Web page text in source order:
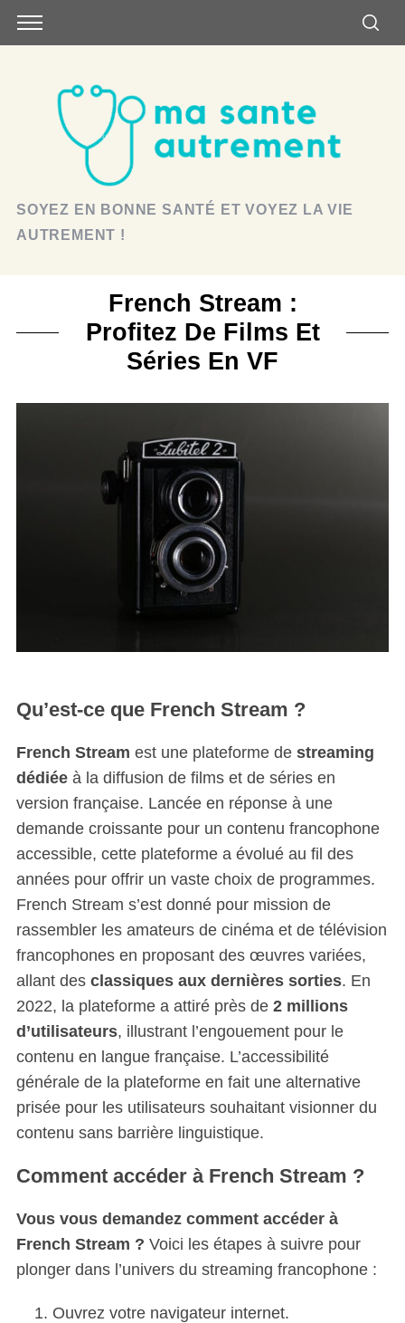
SOYEZ EN BONNE SANTÉ ET VOYEZ LA VIE
AUTREMENT !
French Stream :
Profitez De Films Et
Séries En VF
Qu’est-ce que French Stream ?
French Stream est une plateforme de streaming
dédiéeà la diffusion de films et de séries en
version française. Lancée en réponse à une
demande croissante pour un contenu francophone
accessible, cette plateforme a évolué au fil des
années pour offrir un vaste choix de programmes.
French Stream s’est donné pour mission de
rassembler les amateurs de cinéma et de télévision
francophones en proposant des œuvres variées,
allant des classiques aux dernières sorties. En
2022, la plateforme a attiré près de 2 millions
d’utilisateurs, illustrant l’engouement pour le
contenu en langue française. L’accessibilité
générale de la plateforme en fait une alternative
prisée pour les utilisateurs souhaitant visionner du
contenu sans barrière linguistique.
Comment accéder à French Stream ?
Vous vous demandez comment accéder à
French Stream ? Voici les étapes à suivre pour
plonger dans l’univers du streaming francophone :
Ouvrez votre navigateur internet.